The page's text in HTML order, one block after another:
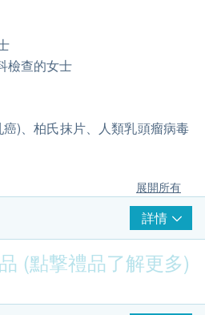
檢查的女士
)、柏氏抹片、人類乳頭瘤病毒
展開所有
詳情
(點撃禮品了解更多)